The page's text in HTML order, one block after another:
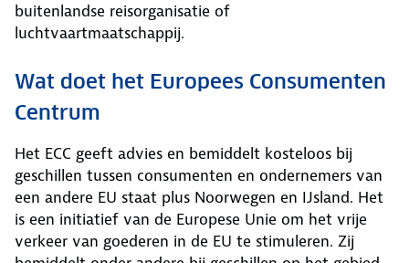
buitenlandse reisorganisatie of
luchtvaartmaatschappij.
Wat doet het Europees Consumenten
Centrum
Het ECC geeft advies en bemiddelt kosteloos bij
geschillen tussen consumenten en ondernemers van
een andere EU staat plus Noorwegen en IJsland. Het
is een initiatief van de Europese Unie om het vrije
verkeer van goederen in de EU te stimuleren. Zij